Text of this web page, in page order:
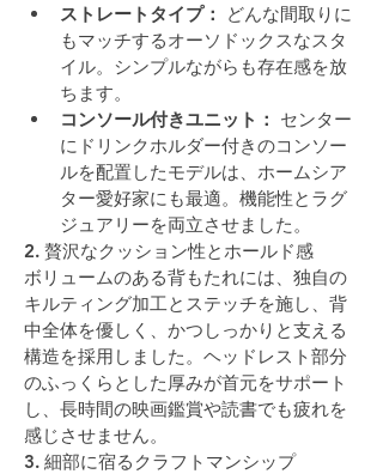
ストレートタイプ：
どんな間取りに
もマッチするオーソドックスなスタ
イル。シンプルながらも存在感を放
ちます。
コンソール付きユニット： センター
にドリンクホルダー付きのコンソー
ルを配置したモデルは、ホームシア
ター愛好家にも最適。機能性とラグ
ジュアリーを両立させました。
2. 贅沢なクッション性とホールド感
ボリュームのある背もたれには、独自の
キルティング加工とステッチを施し、背
中全体を優しく、かつしっかりと支える
構造を採用しました。ヘッドレスト部分
のふっくらとした厚みが首元をサポート
し、長時間の映画鑑賞や読書でも疲れを
感じさせません。
3. 細部に宿るクラフトマンシップ